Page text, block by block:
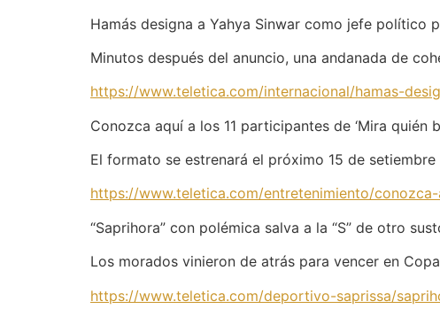
Hamás designa a Yahya Sinwar como jefe político
Minutos después del anuncio, una andanada de
https://www.teletica.com/internacional/hamas-
Conozca aquí a los 11 participantes de ‘Mira quién
El formato se estrenará el próximo 15 de
https://www.teletica.com/entretenimiento/
“Saprihora” con polémica salva a la “S” de otro
Los morados vinieron de atrás para vencer en
https://www.teletica.com/deportivo-saprissa/